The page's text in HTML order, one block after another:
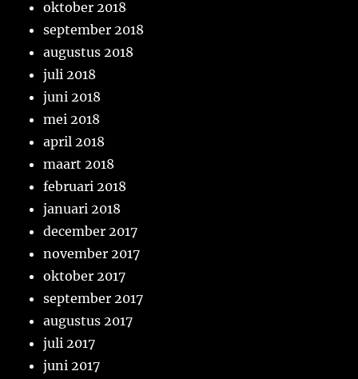
oktober 2018
september 2018
augustus 2018
juli 2018
juni 2018
mei 2018
april 2018
maart 2018
februari 2018
januari 2018
december 2017
november 2017
oktober 2017
september 2017
augustus 2017
juli 2017
juni 2017